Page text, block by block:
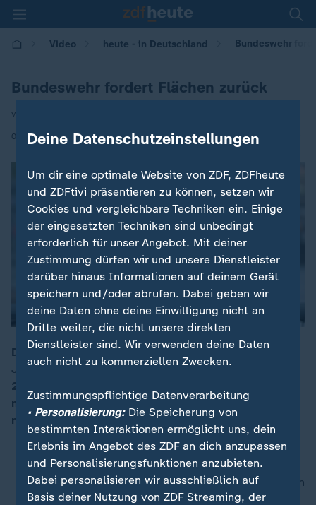
Video heute - in Deutschland Bundeswehr
Bundeswehr fordert Flächen zurück
von Winnie Heescher
08.05.2026 | 14:00
Die Bundeswehr fordert Flächen zurück, die sie vor
Jahren an die Stadt Kiel verkauft hatte. Dort sollten
2000 Wohnungen entstehen. Wegen der
marinetechnisch günstigen Lage will sie das Gelände
nun zurückkaufen.
nach oben
Deine Datenschutzeinstellungen
Um dir eine optimale Website von ZDF, ZDFheute
und ZDFtivi präsentieren zu können, setzen wir
Cookies und vergleichbare Techniken ein. Einige
der eingesetzten Techniken sind unbedingt
erforderlich für unser Angebot. Mit deiner
Zustimmung dürfen wir und unsere Dienstleister
darüber hinaus Informationen auf deinem Gerät
speichern und/oder abrufen. Dabei geben wir
deine Daten ohne deine Einwilligung nicht an
Dritte weiter, die nicht unsere direkten
Dienstleister sind. Wir verwenden deine Daten
auch nicht zu kommerziellen Zwecken.
Zustimmungspflichtige Datenverarbeitung
• Personalisierung:Die Speicherung von
bestimmten Interaktionen ermöglicht uns, dein
Erlebnis im Angebot des ZDF an dich anzupassen
und Personalisierungsfunktionen anzubieten.
Dabei personalisieren wir ausschließlich auf
Basis deiner Nutzung von ZDF Streaming, der